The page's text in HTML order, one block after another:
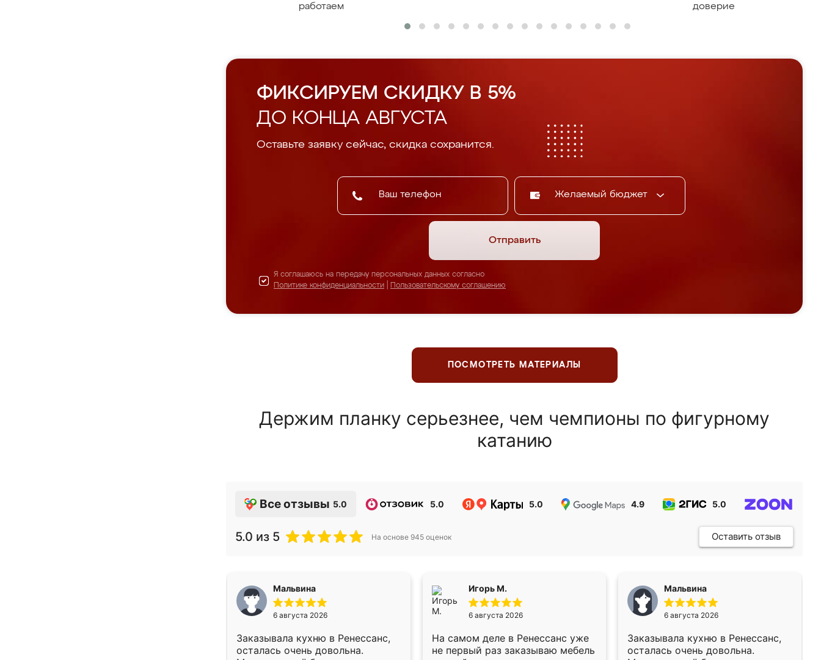
работаем
доверие
ФИКСИРУЕМ СКИДКУ В 5%
ДО КОНЦА АВГУСТА
Оставьте заявку сейчас, скидка сохранится.
Желаемый бюджет
Отправить
Я соглашаюсь на передачу персональных данных согласно
Политике конфиденциальности
Пользовательскому соглашению
ПОСМОТРЕТЬ МАТЕРИАЛЫ
Держим планку серьезнее, чем чемпионы по фигурному
катанию
Все отзывы 5.0 5.0 5.0 4.9 5.0
5.0 из 5 На основе 945 оценок Оставить отзыв
Мальвина
6 августа 2026
Заказывала кухню в Ренессанс,
осталась очень довольна.
Игорь М.
6 августа 2026
На самом деле в Ренессанс уже
не первый раз заказываю мебель
Мальвина
6 августа 2026
Заказывала кухню в Ренессанс,
осталась очень довольна.